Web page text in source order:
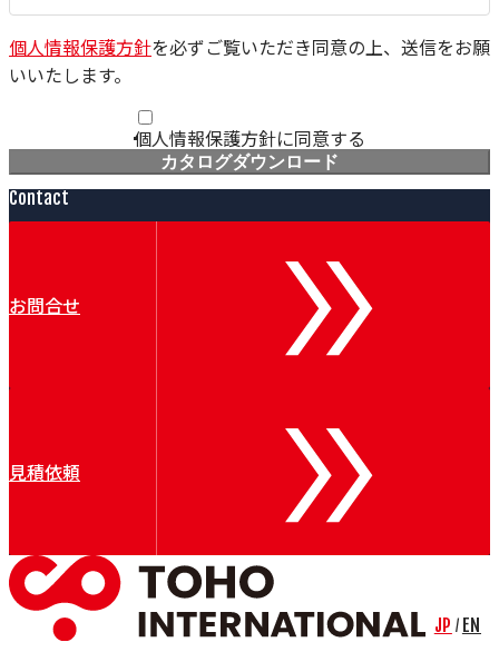
個人情報保護方針を必ずご覧いただき同意の上、送信をお願
いいたします。
個人情報保護方針に同意する
カタログダウンロード
Contact
お問合せ
見積依頼
JP / EN